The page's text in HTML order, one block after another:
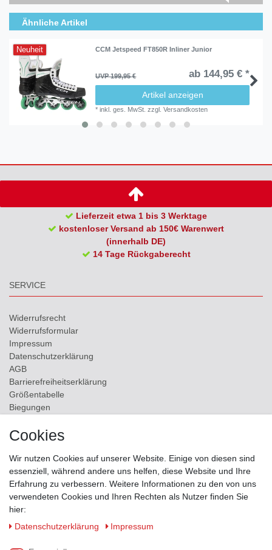
Ähnliche Artikel
Neuheit CCM Jetspeed FT850R Inliner Junior
UVP 199,95 € ab 144,95 € *
Artikel anzeigen
*inkl. ges. MwSt. zzgl.Versandkosten
Lieferzeit etwa 1 bis 3 Werktage
kostenloser Versand ab 150€ Warenwert
(innerhalb DE)
14 Tage Rückgaberecht
SERVICE
Widerrufs­recht
Widerrufs­formular
Impressum
Daten­schutz­erklärung
AGB
Barrierefreiheitserklärung
Größentabelle
Biegungen
Kontakt
ZAHLUNGSMÖGLICHKEITEN
Cookies
Wir nutzen Cookies auf unserer Website. Einige von diesen sind
essenziell, während andere uns helfen, diese Website und Ihre
Erfahrung zu verbessern. Weitere Informationen zu den von uns
verwendeten Cookies und Ihren Rechten als Nutzer finden Sie
hier:
Daten­schutz­erklärung
Impressum